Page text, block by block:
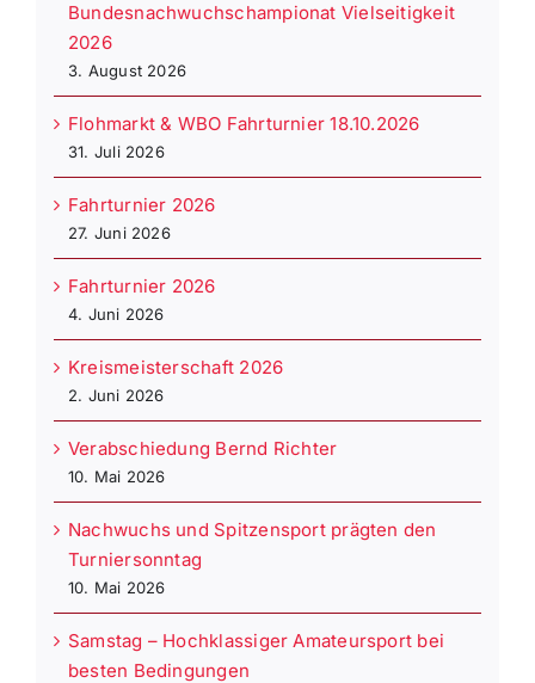
Bundesnachwuchschampionat Vielseitigkeit
2026
3. August 2026
Flohmarkt & WBO Fahrturnier 18.10.2026
31. Juli 2026
Fahrturnier 2026
27. Juni 2026
Fahrturnier 2026
4. Juni 2026
Kreismeisterschaft 2026
2. Juni 2026
Verabschiedung Bernd Richter
10. Mai 2026
Nachwuchs und Spitzensport prägten den
Turniersonntag
10. Mai 2026
Samstag – Hochklassiger Amateursport bei
besten Bedingungen